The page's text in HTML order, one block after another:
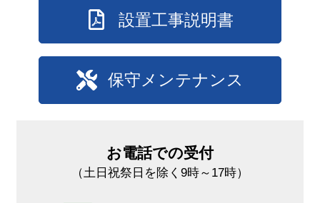
設置工事説明書
保守メンテナンス
お電話での受付
（土日祝祭日を除く9時～17時）